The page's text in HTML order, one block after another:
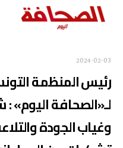
2024-02-03
رئيس المنظمة
لـ«الصحافة
وغياب الجودة